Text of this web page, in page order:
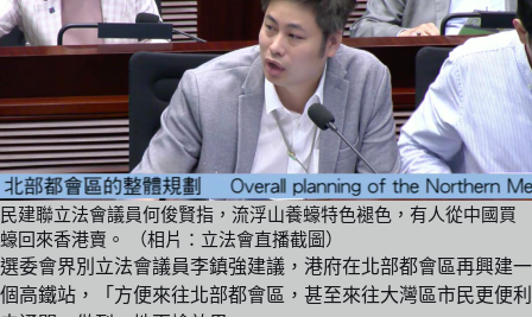
民建聯立法會議員何俊賢指，流浮山養蠔特色褪色，有人從中國買
蠔回來香港賣。 （相片：立法會直播截圖）
選委會界別立法會議員李鎮強建議，港府在北部都會區再興建一
個高鐵站，「方便來往北部都會區，甚至來往大灣區市民更便利